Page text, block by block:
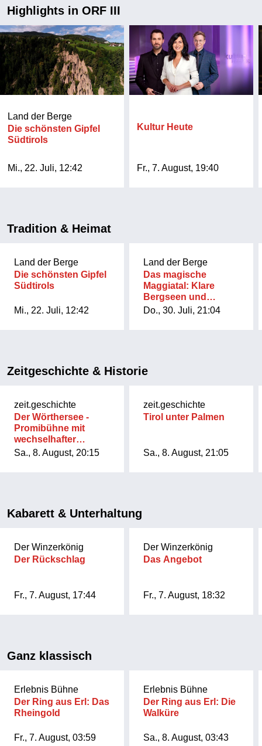
Highlights in ORF III
Land der Berge
Die schönsten Gipfel
Südtirols
Mi., 22. Juli, 12:42
Kultur Heute
Fr., 7. August, 19:40
Tradition & Heimat
Land der Berge
Die schönsten Gipfel
Südtirols
Mi., 22. Juli, 12:42
Land der Berge
Das magische
Maggiatal: Klare
Bergseen und
majestätische Gipfel
Do., 30. Juli, 21:04
Zeitgeschichte & Historie
zeit.geschichte
Der Wörthersee -
Promibühne mit
wechselhafter
Geschichte
Sa., 8. August, 20:15
zeit.geschichte
Tirol unter Palmen
Sa., 8. August, 21:05
Kabarett & Unterhaltung
Der Winzerkönig
Der Rückschlag
Fr., 7. August, 17:44
Der Winzerkönig
Das Angebot
Fr., 7. August, 18:32
Ganz klassisch
Erlebnis Bühne
Der Ring aus Erl: Das
Rheingold
Fr., 7. August, 03:59
Erlebnis Bühne
Der Ring aus Erl: Die
Walküre
Sa., 8. August, 03:43